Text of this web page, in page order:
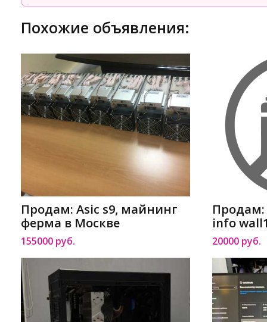
Похожие объявления:
Продам: Asic s9, майнинг
ферма в Москве
155000 руб.
Продам:
info
20000 руб.